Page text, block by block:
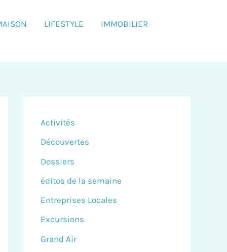
LIFESTYLE IMMOBILIER
Activités
Découvertes
Dossiers
éditos de la semaine
Entreprises Locales
Excursions
Grand Air